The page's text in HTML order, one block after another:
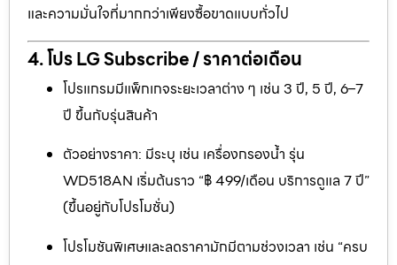
และความมั่นใจที่มากกว่าเพียงซื้อขาดแบบทั่วไป
4. โปร LG Subscribe / ราคาต่อเดือน
โปรแกรมมีแพ็กเกจระยะเวลาต่าง ๆ เช่น 3 ปี, 5 ปี, 6–7
ปี ขึ้นกับรุ่นสินค้า
ตัวอย่างราคา: มีระบุ เช่น เครื่องกรองน้ำ รุ่น
WD518AN เริ่มต้นราว “฿ 499/เดือน บริการดูแล 7 ปี”
(ขึ้นอยู่กับโปรโมชั่น)
โปรโมชันพิเศษและลดราคามักมีตามช่วงเวลา เช่น “ครบ